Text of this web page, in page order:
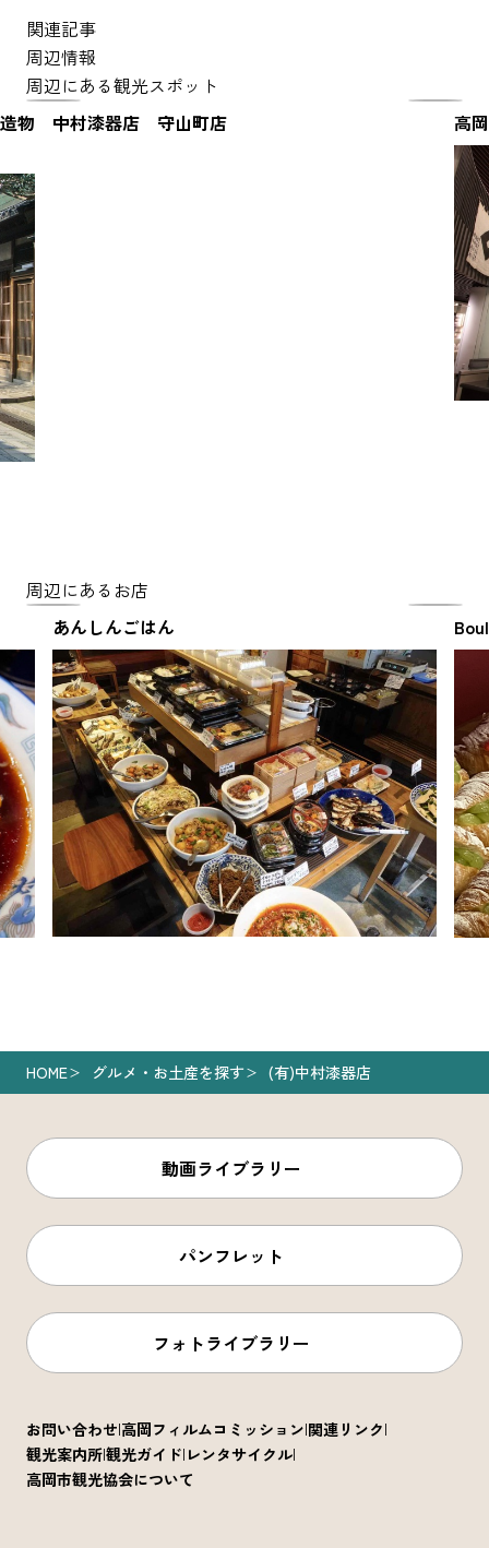
HOME グルメ・お土産を探す (有)中村漆器店
関連記事
周辺情報
周辺にある観光スポット
物
中村漆器店 守山町店 高
周辺にあるお店
あんしんごはん
動画ライブラリー
パンフレット
フォトライブラリー
お問い合わせ 高岡フィルムコミッション 関連リンク
観光案内所観光ガイド レンタサイクル
高岡市観光協会について